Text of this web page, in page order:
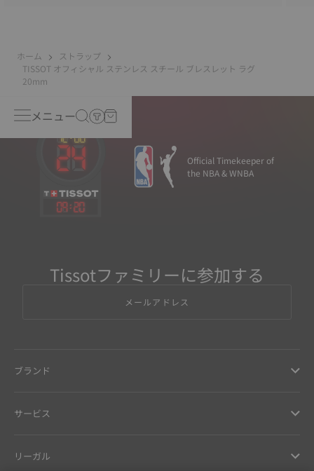
ホーム
ストラップ
TISSOT オフィシャル ステンレス スチール ブレスレット ラグ
20mm
メニュー
09:20
Official Timekeeper of
the NBA & WNBA
Tissotファミリーに参加する
メールアドレス
ブランド
サービス
リーガル